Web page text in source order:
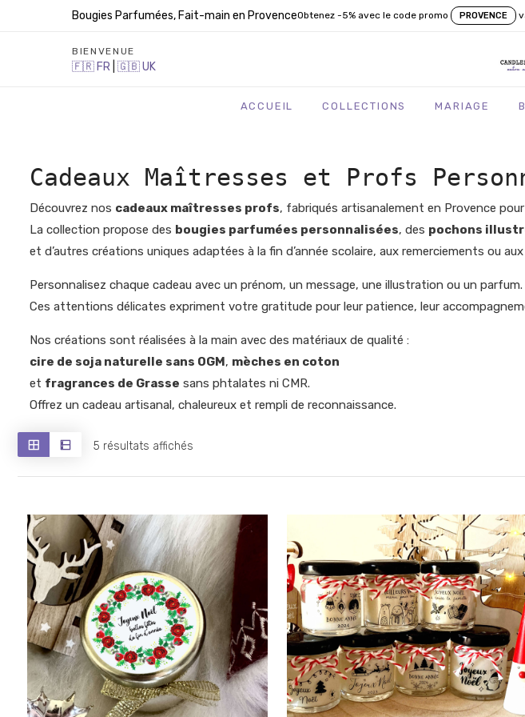
Bougies Parfumées, Fait-main en ProvenceObtenez -5% avec le code promo PROVENCE
BIENVENUE
🇫🇷 FR 🇬🇧UK
ACCUEIL COLLECTIONS MARIAGE
Cadeaux Maîtresses et Profs
Découvrez nos cadeaux maîtresses profs, fabriqués artisanalement en Provence
La collection propose des bougies parfumées personnalisées, des pochons
et d’autres créations uniques adaptées à la fin d’année scolaire, aux remerciements ou
Personnalisez chaque cadeau avec un prénom, un message, une illustration ou un parfum.
Ces attentions délicates expriment votre gratitude pour leur patience, leur
Nos créations sont réalisées à la main avec des matériaux de qualité :
cire de soja naturelle sans OGM, mèches en coton
et fragrances de Grasse sans phtalates ni CMR.
Offrez un cadeau artisanal, chaleureux et rempli de reconnaissance.
5 résultats affichés
au
plus
ancien